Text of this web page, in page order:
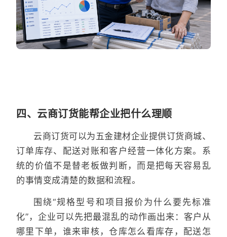
四、云商订货能帮企业把什么理顺
云商订货可以为五金建材企业提供订货商城、
订单库存、配送对账和客户经营一体化方案。系
统的价值不是替老板做判断，而是把每天容易乱
的事情变成清楚的数据和流程。
围绕“规格型号和项目报价为什么要先标准
化”，企业可以先把最混乱的动作画出来：客户从
哪里下单，谁来审核，仓库怎么看库存，配送怎